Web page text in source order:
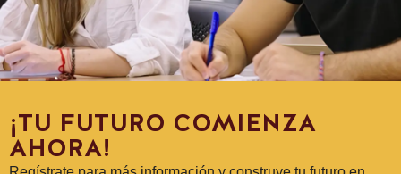
ADMISIONES
¡TU FUTURO COMIENZA
AHORA!